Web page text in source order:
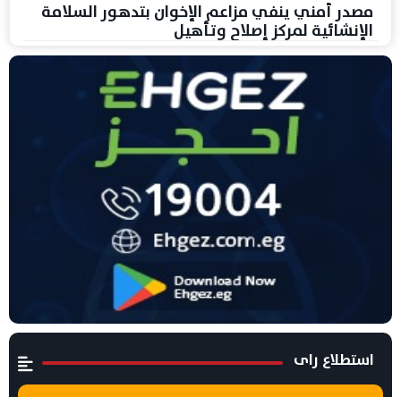
مصدر أمني ينفي مزاعم الإخوان بتدهور السلامة
الإنشائية لمركز إصلاح وتأهيل
استطلاع راى